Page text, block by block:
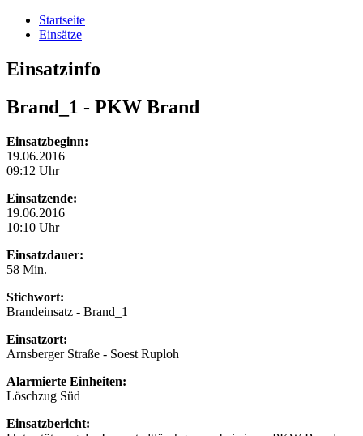
Startseite
Einsätze
Einsatzinfo
Brand_1 - PKW Brand
Einsatzbeginn:
19.06.2016
09:12 Uhr
Einsatzende:
19.06.2016
10:10 Uhr
Einsatzdauer:
58 Min.
Stichwort:
Brandeinsatz - Brand_1
Einsatzort:
Arnsberger Straße - Soest Ruploh
Alarmierte Einheiten:
Löschzug Süd
Einsatzbericht: